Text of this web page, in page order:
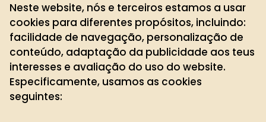
Neste website, nós e terceiros estamos a usar
cookies para diferentes propósitos, incluindo:
facilidade de navegação, personalização de
conteúdo, adaptação da publicidade aos teus
interesses e avaliação do uso do website.
Especificamente, usamos as cookies
seguintes: